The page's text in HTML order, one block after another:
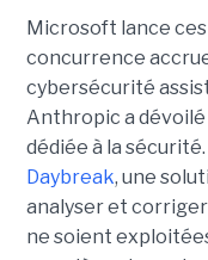
Microsoft lance
concurrence
cybersécurité
Anthropic a
dédiée à la
Daybreak, une
analyser et
ne soient